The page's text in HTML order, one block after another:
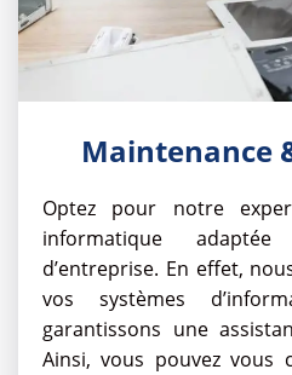
Maintenance
Optez pour notre
informatique
d’entreprise. En effet,
vos systèmes
garantissons une
Ainsi, vous pouvez vous